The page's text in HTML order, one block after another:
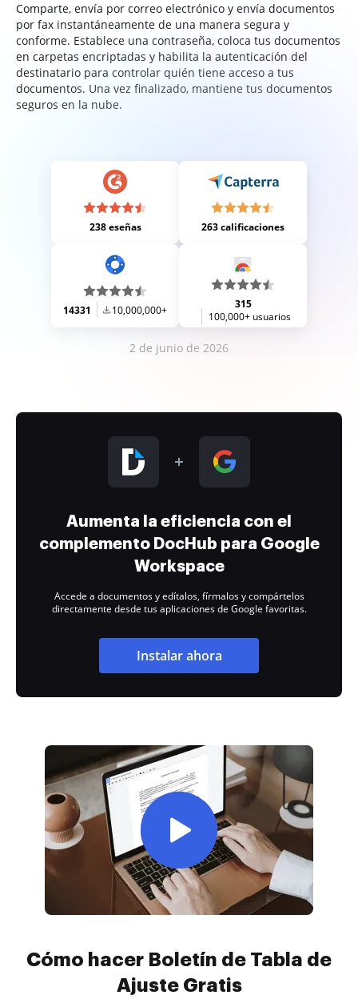
Comparte, envía por correo electrónico y envía documentos
por fax instantáneamente de una manera segura y
conforme. Establece una contraseña, coloca tus documentos
en carpetas encriptadas y habilita la autenticación del
destinatario para controlar quién tiene acceso a tus
documentos. Una vez finalizado, mantiene tus documentos
seguros en la nube.
238 eseñas 263 calificaciones
14331 10,000,000+
315
100,000+ usuarios
2 de junio de 2026
Aumenta la eficiencia con el
complemento DocHub para Google
Workspace
Accede a documentos y edítalos, fírmalos y compártelos
directamente desde tus aplicaciones de Google favoritas.
Instalar ahora
Cómo hacer Boletín de Tabla de
Ajuste Gratis